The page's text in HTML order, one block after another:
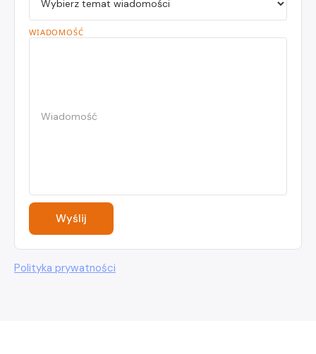
WIADOMOŚĆ
Polityka prywatności